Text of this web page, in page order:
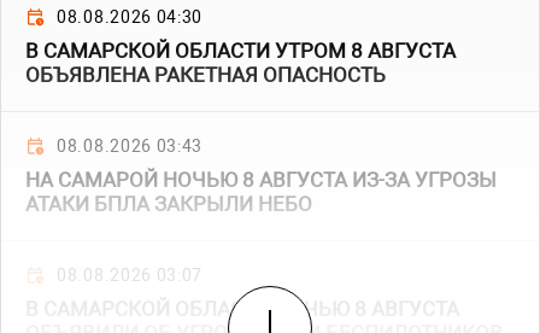
08.08.2026 04:30
В САМАРСКОЙ ОБЛАСТИ УТРОМ 8 АВГУСТА
ОБЪЯВЛЕНА РАКЕТНАЯ ОПАСНОСТЬ
08.08.2026 03:43
НА САМАРОЙ НОЧЬЮ 8 АВГУСТА ИЗ-ЗА УГРОЗЫ
АТАКИ БПЛА ЗАКРЫЛИ НЕБО
08.08.2026 03:07
В САМАРСКОЙ ОБЛАСТИ НОЧЬЮ 8 АВГУСТА